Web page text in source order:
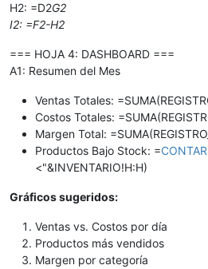
H2: =D2G2
I2: =F2-H2
=== HOJA 4: DASHBOARD ===
A1: Resumen del Mes
Ventas Totales:
Costos Totales:
Margen Total:
Productos Bajo Stock: =
<"&INVENTARIO!H:H)
Gráficos sugeridos:
Ventas vs. Costos por día
Productos más vendidos
Margen por categoría